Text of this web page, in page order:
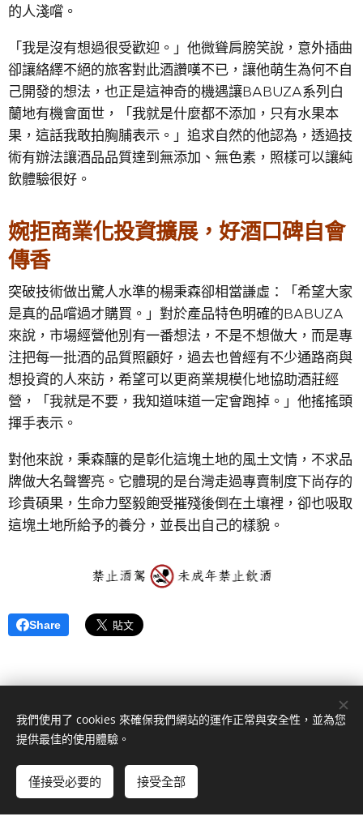
的人淺嚐。
「我是沒有想過很受歡迎。」他微聳肩膀笑說，意外插曲
卻讓絡繹不絕的旅客對此酒讚嘆不已，讓他萌生為何不自
己開發的想法，也正是這神奇的機遇讓BABUZA系列白
蘭地有機會面世，「我就是什麼都不添加，只有水果本
果，這話我敢拍胸脯表示。」追求自然的他認為，透過技
術有辦法讓酒品品質達到無添加、無色素，照樣可以讓純
飲體驗很好。
婉拒商業化投資擴展，好酒口碑自會
傳香
突破技術做出驚人水準的楊秉森卻相當謙虛：「希望大家
是真的品嚐過才購買。」對於產品特色明確的BABUZA
來說，市場經營他別有一番想法，不是不想做大，而是專
注把每一批酒的品質照顧好，過去也曾經有不少通路商與
想投資的人來訪，希望可以更商業規模化地協助酒莊經
營，「我就是不要，我知道味道一定會跑掉。」他搖搖頭
揮手表示。
對他來說，秉森釀的是彰化這塊土地的風土文情，不求品
牌做大名聲響亮。它體現的是台灣走過專賣制度下尚存的
珍貴碩果，生命力堅毅飽受摧殘後倒在土壤裡，卻也吸取
這塊土地所給予的養分，並長出自己的樣貌。
Share
由Webnode提供技術支援
我們使用了 cookies 來確保我們網站的運作正常與安全性，並為您
提供最佳的使用體驗。
僅接受必要的 接受全部